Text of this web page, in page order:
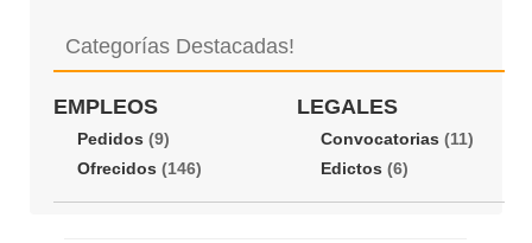
Categorías Destacadas!
EMPLEOS
Pedidos (9)
Ofrecidos (146)
LEGALES
Convocatorias (11)
Edictos (6)